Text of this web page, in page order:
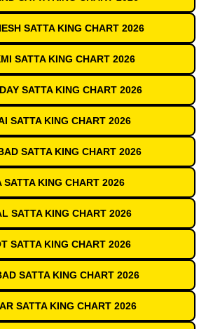
SATTA KING CHART 2026
SATTA KING CHART 2026
SATTA KING CHART 2026
SATTA KING CHART 2026
SATTA KING CHART 2026
SATTA KING CHART 2026
SATTA KING CHART 2026
SATTA KING CHART 2026
SATTA KING CHART 2026
SATTA KING CHART 2026